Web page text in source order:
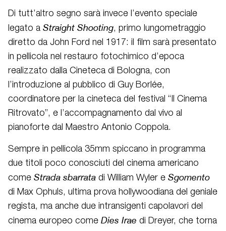
Di tutt’altro segno sarà invece l’evento speciale
legato a Straight Shooting, primo lungometraggio
diretto da John Ford nel 1917: il film sarà presentato
in pellicola nel restauro fotochimico d’epoca
realizzato dalla Cineteca di Bologna, con
l’introduzione al pubblico di Guy Borlée,
coordinatore per la cineteca del festival “Il Cinema
Ritrovato”, e l’accompagnamento dal vivo al
pianoforte dal Maestro Antonio Coppola.
Sempre in pellicola 35mm spiccano in programma
due titoli poco conosciuti del cinema americano
come Strada sbarrata di William Wyler e Sgomento
di Max Ophuls, ultima prova hollywoodiana del geniale
regista, ma anche due intransigenti capolavori del
cinema europeo come Dies Irae di Dreyer, che torna